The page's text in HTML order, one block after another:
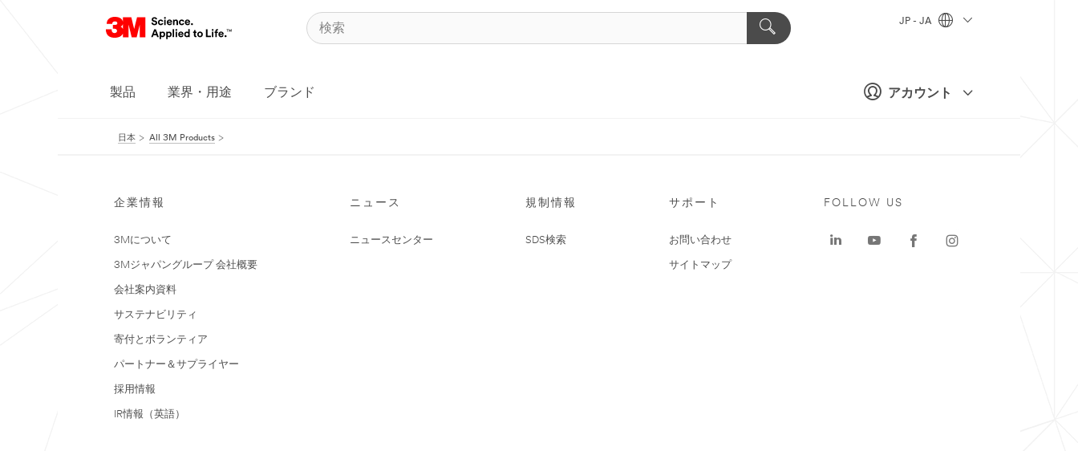
アカウント
JP - JA
製品 業界・用途 ブランド
日本 All 3M Products
企業情報
3Mについて
3Mジャパングループ 会社概要
会社案内資料
サステナビリティ
寄付とボランティア
パートナー＆サプライヤー
採用情報
IR情報（英語）
ニュース
ニュースセンター
規制情報
SDS検索
サポート
お問い合わせ
サイトマップ
FOLLOW US